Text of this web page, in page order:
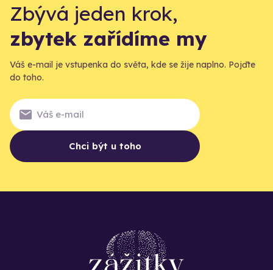
Zbývá jeden krok,
zbytek zařídíme my
Váš e-mail je vstupenka do světa, kde se žije naplno. Pojďte
do toho.
Chci být u toho